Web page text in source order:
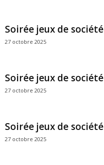
Soirée jeux de société
27 octobre 2025
Soirée jeux de société
27 octobre 2025
Soirée jeux de société
27 octobre 2025